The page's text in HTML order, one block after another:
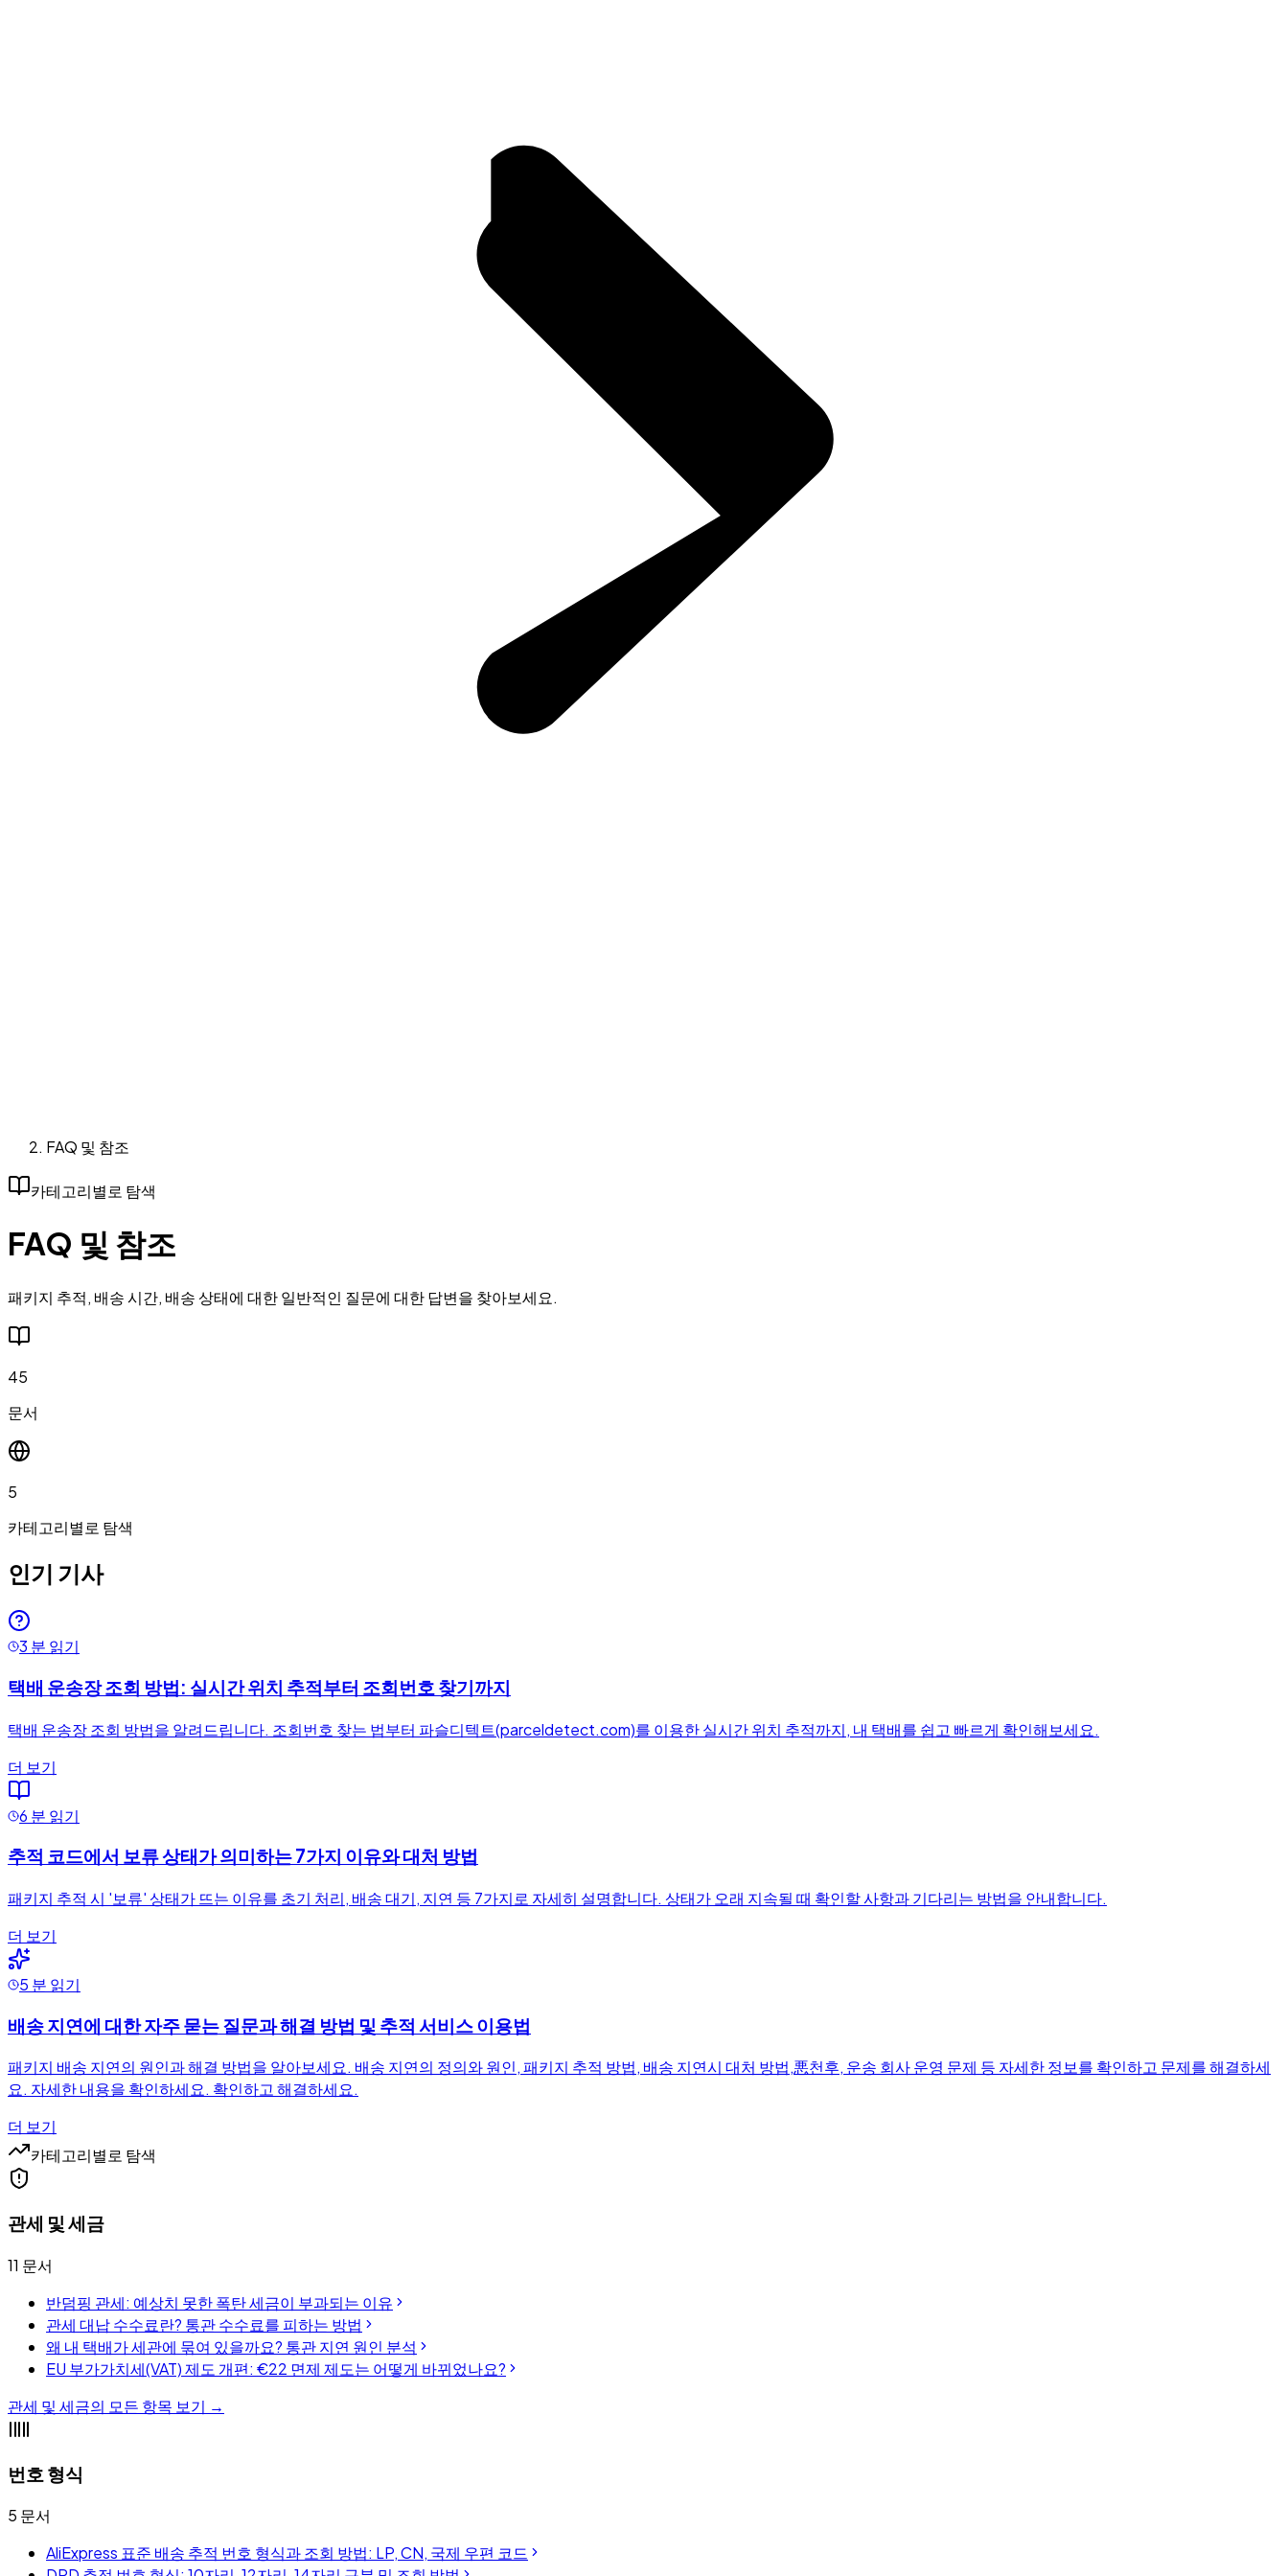
FAQ 및 참조
카테고리별로 탐색
FAQ 및 참조
패키지 추적, 배송 시간, 배송 상태에 대한 일반적인 질문에 대한 답변을 찾아보세요.
45
문서
5
카테고리별로 탐색
인기 기사
3 분 읽기
택배 운송장 조회 방법: 실시간 위치 추적부터 조회번호 찾기까지
택배 운송장 조회 방법을 알려드립니다. 조회번호 찾는 법부터 파슬디텍트(parceldetect.com)를 이용한 실시간 위치 추적까지, 내 택배를 쉽고 빠르게 확인해보세요.
더 보기
6 분 읽기
추적 코드에서 보류 상태가 의미하는 7가지 이유와 대처 방법
패키지 추적 시 '보류' 상태가 뜨는 이유를 초기 처리, 배송 대기, 지연 등 7가지로 자세히 설명합니다. 상태가 오래 지속될 때 확인할 사항과 기다리는 방법을 안내합니다.
더 보기
5 분 읽기
배송 지연에 대한 자주 묻는 질문과 해결 방법 및 추적 서비스 이용법
패키지 배송 지연의 원인과 해결 방법을 알아보세요. 배송 지연의 정의와 원인, 패키지 추적 방법, 배송 지연시 대처 방법,悪천후, 운송 회사 운영 문제 등 자세한 정보를 확인하고 문제를 해결하세
요. 자세한 내용을 확인하세요. 확인하고 해결하세요.
더 보기
카테고리별로 탐색
관세 및 세금
11 문서
반덤핑 관세: 예상치 못한 폭탄 세금이 부과되는 이유
관세 대납 수수료란? 통관 수수료를 피하는 방법
왜 내 택배가 세관에 묶여 있을까요? 통관 지연 원인 분석
EU 부가가치세(VAT) 제도 개편: €22 면제 제도는 어떻게 바뀌었나요?
관세 및 세금의 모든 항목 보기 →
번호 형식
5 문서
AliExpress 표준 배송 추적 번호 형식과 조회 방법: LP, CN, 국제 우편 코드